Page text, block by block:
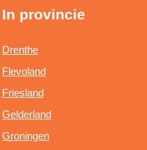
In provincie
Drenthe
Flevoland
Friesland
Gelderland
Groningen